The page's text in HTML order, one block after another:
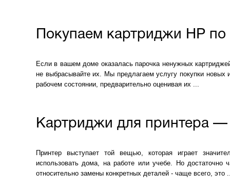
Покупаем картриджи HP
Если в вашем доме оказалась парочка ненужных
не выбрасывайте их. Мы предлагаем услугу покупки
рабочем состоянии, предварительно оценивая их ...
Картриджи для принтера
Принтер выступает той вещью, которая играет
использовать дома, на работе или учебе. Но достаточно
относительно замены конкретных деталей - чаще всего, это